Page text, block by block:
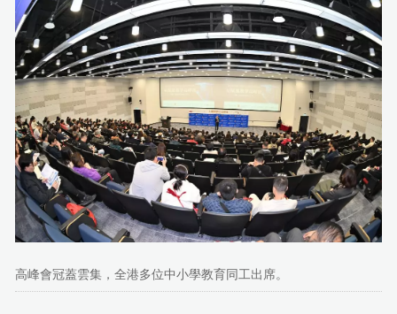
高峰會冠蓋雲集，全港多位中小學教育同工出席。